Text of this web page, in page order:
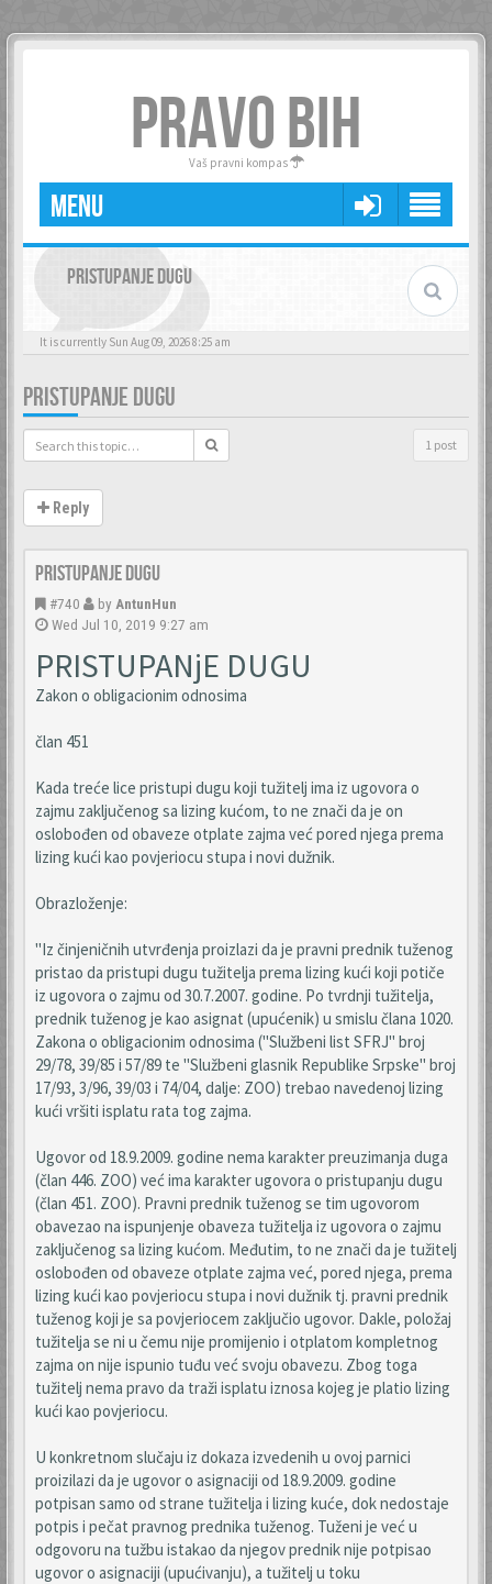
PRAVO BIH
Vaš pravni kompas
MENU
PRISTUPANJE DUGU
It is currently Sun Aug 09, 2026 8:25 am
PRISTUPANJE DUGU
1 post
Reply
Pristupanje dugu
#740 by AntunHun
Wed Jul 10, 2019 9:27 am
PRISTUPANjE DUGU
Zakon o obligacionim odnosima
član 451
Kada treće lice pristupi dugu koji tužitelj ima iz ugovora o
zajmu zaključenog sa lizing kućom, to ne znači da je on
oslobođen od obaveze otplate zajma već pored njega prema
lizing kući kao povjeriocu stupa i novi dužnik.
Obrazloženje:
"Iz činjeničnih utvrđenja proizlazi da je pravni prednik tuženog
pristao da pristupi dugu tužitelja prema lizing kući koji potiče
iz ugovora o zajmu od 30.7.2007. godine. Po tvrdnji tužitelja,
prednik tuženog je kao asignat (upućenik) u smislu člana 1020.
Zakona o obligacionim odnosima ("Službeni list SFRJ" broj
29/78, 39/85 i 57/89 te "Službeni glasnik Republike Srpske" broj
17/93, 3/96, 39/03 i 74/04, dalje: ZOO) trebao navedenoj lizing
kući vršiti isplatu rata tog zajma.
Ugovor od 18.9.2009. godine nema karakter preuzimanja duga
(član 446. ZOO) već ima karakter ugovora o pristupanju dugu
(član 451. ZOO). Pravni prednik tuženog se tim ugovorom
obavezao na ispunjenje obaveza tužitelja iz ugovora o zajmu
zaključenog sa lizing kućom. Međutim, to ne znači da je tužitelj
oslobođen od obaveze otplate zajma već, pored njega, prema
lizing kući kao povjeriocu stupa i novi dužnik tj. pravni prednik
tuženog koji je sa povjeriocem zaključio ugovor. Dakle, položaj
tužitelja se ni u čemu nije promijenio i otplatom kompletnog
zajma on nije ispunio tuđu već svoju obavezu. Zbog toga
tužitelj nema pravo da traži isplatu iznosa kojeg je platio lizing
kući kao povjeriocu.
U konkretnom slučaju iz dokaza izvedenih u ovoj parnici
proizilazi da je ugovor o asignaciji od 18.9.2009. godine
potpisan samo od strane tužitelja i lizing kuće, dok nedostaje
potpis i pečat pravnog prednika tuženog. Tuženi je već u
odgovoru na tužbu istakao da njegov prednik nije potpisao
ugovor o asignaciji (upućivanju), a tužitelj u toku